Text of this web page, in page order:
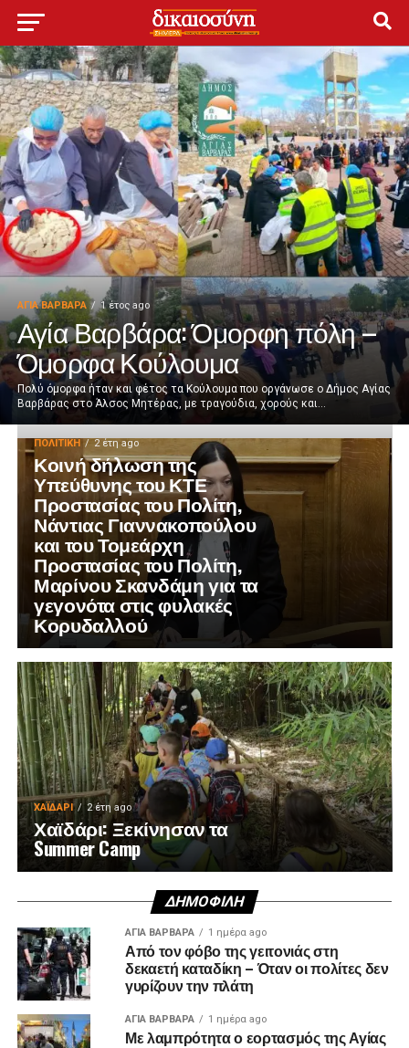
ΑΓΙΑ ΒΑΡΒΑΡΑ 1 έτος ago
Αγία Βαρβάρα: Όμορφη πόλη –
Όμορφα Κούλουμα
Πολύ όμορφα ήταν και φέτος τα Κούλουμα που οργάνωσε ο Δήμος Αγίας
Βαρβάρας στο Άλσος Μητέρας, με τραγούδια, χορούς και...
ΠΟΛΙΤΙΚΉ 2 έτη ago
Κοινή δήλωση της
Υπεύθυνης του ΚΤΕ
Προστασίας του Πολίτη,
Νάντιας Γιαννακοπούλου
και του Τομεάρχη
Προστασίας του Πολίτη,
Μαρίνου Σκανδάμη για τα
γεγονότα στις φυλακές
Κορυδαλλού
ΧΑΪΔΑΡΙ 2 έτη ago
Χαϊδάρι: Ξεκίνησαν τα
Summer Camp
ΔΗΜΟΦΙΛΉ
ΑΓΙΑ ΒΑΡΒΑΡΑ 1 ημέρα ago
Από τον φόβο της γειτονιάς στη
δεκαετή καταδίκη – Όταν οι πολίτες δεν
γυρίζουν την πλάτη
ΑΓΙΑ ΒΑΡΒΑΡΑ 1 ημέρα ago
Με λαμπρότητα ο εορτασμός της Αγίας